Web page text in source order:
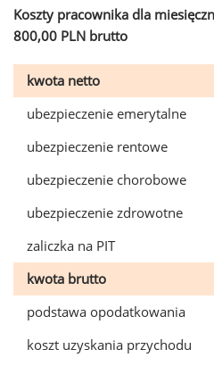
Koszty pracownika dla
800,00 PLN brutto
kwota netto
ubezpieczenie emerytalne
ubezpieczenie rentowe
ubezpieczenie chorobowe
ubezpieczenie zdrowotne
zaliczka na PIT
kwota brutto
podstawa opodatkowania
koszt uzyskania przychodu